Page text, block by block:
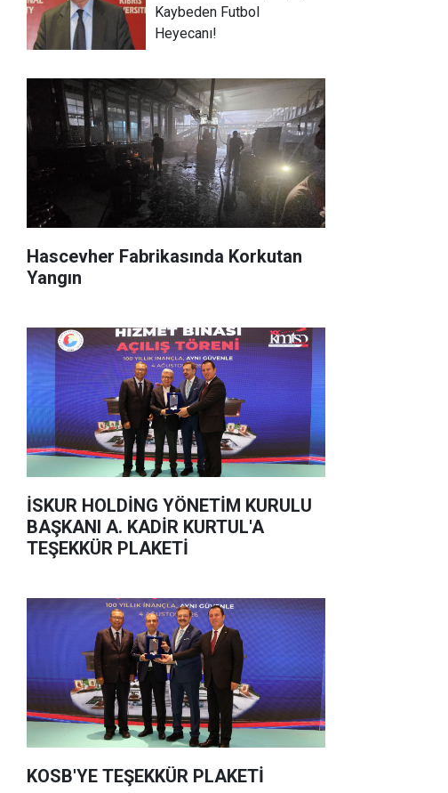
Kaybeden Futbol
Heyecanı!
Hascevher Fabrikasında Korkutan
Yangın
İSKUR HOLDİNG YÖNETİM KURULU
BAŞKANI A. KADİR KURTUL'A
TEŞEKKÜR PLAKETİ
KOSB'YE TEŞEKKÜR PLAKETİ